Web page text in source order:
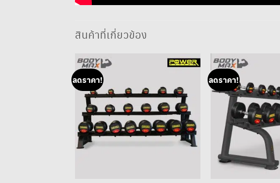
สินค้าที่เกี่ยวข้อง
ลดราคา! ลดราคา!